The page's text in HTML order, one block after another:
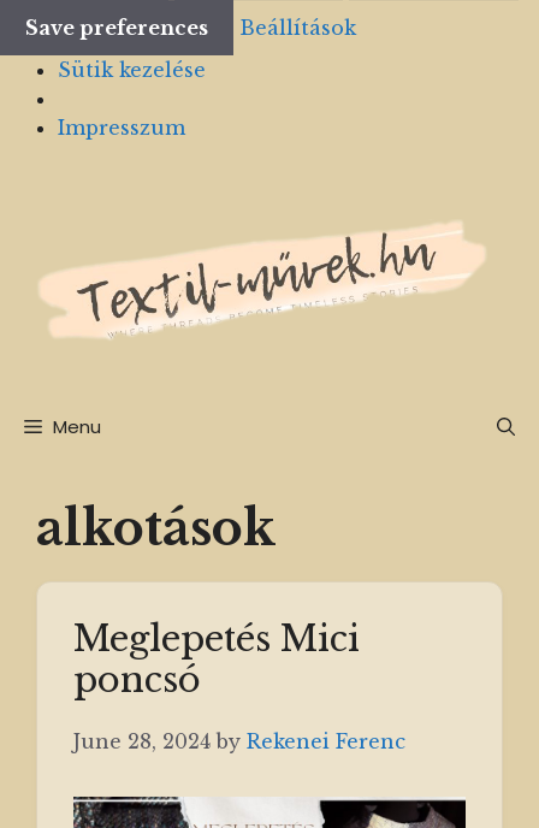
Save preferences
Beállítások
Sütik kezelése
Impresszum
Menu
alkotások
Meglepetés Mici
poncsó
June 28, 2024 by Rekenei Ferenc